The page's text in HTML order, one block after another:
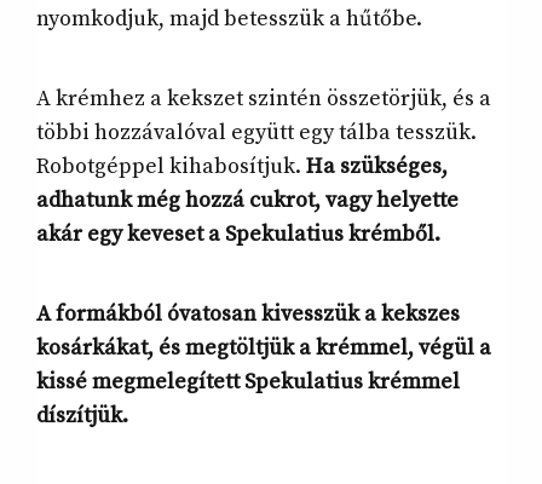
nyomkodjuk, majd betesszük a hűtőbe.
A krémhez a kekszet szintén összetörjük, és a
többi hozzávalóval együtt egy tálba tesszük.
Robotgéppel kihabosítjuk. Ha szükséges,
adhatunk még hozzá cukrot, vagy helyette
akár egy keveset a Spekulatius krémből.
A formákból óvatosan kivesszük a kekszes
kosárkákat, és megtöltjük a krémmel, végül a
kissé megmelegített Spekulatius krémmel
díszítjük.